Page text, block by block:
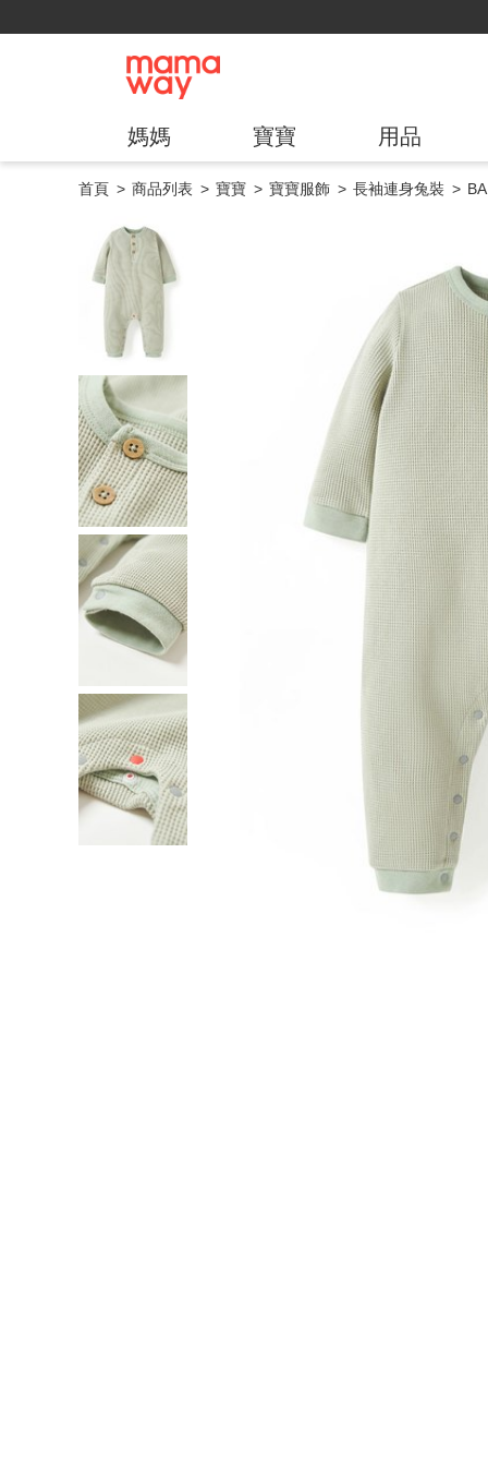
媽媽 寶寶 用品
首頁 商品列表 寶寶 寶寶服飾 長袖連身兔裝